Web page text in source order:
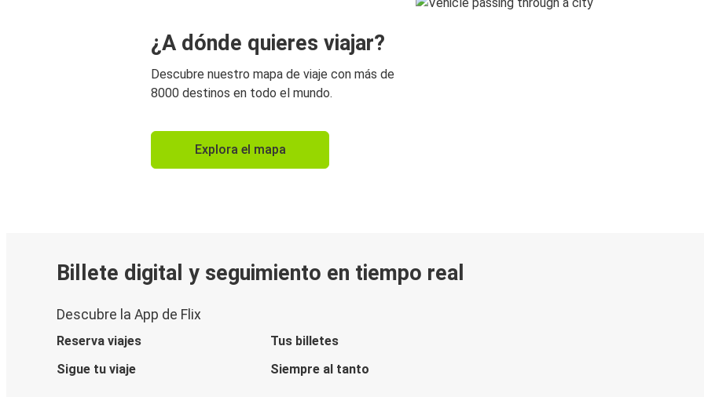
¿A dónde quieres viajar?
Descubre nuestro mapa de viaje con más de
8000 destinos en todo el mundo.
Explora el mapa
Billete digital y seguimiento en tiempo real
Descubre la App de Flix
Reserva viajes
Tus billetes
Sigue tu viaje
Siempre al tanto